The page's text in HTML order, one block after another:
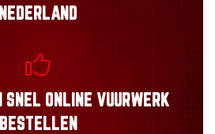
NEDERLAND
SNEL ONLINE VUURWERK
BESTELLEN